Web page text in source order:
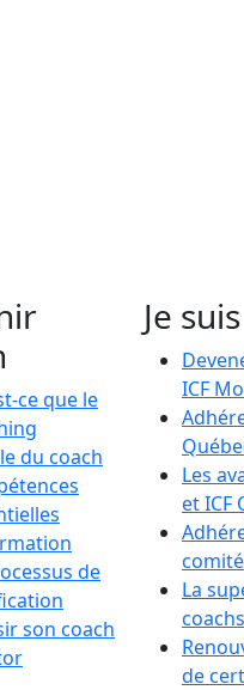
ce que le
du coach
de
son coach
Je
ICF
Les
et ICF
comité
La
coachs
de